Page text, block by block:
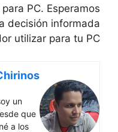
para PC. Esperamos
decisión informada
utilizar para tu PC.
Chirinos
y soy un
Desde que
a los